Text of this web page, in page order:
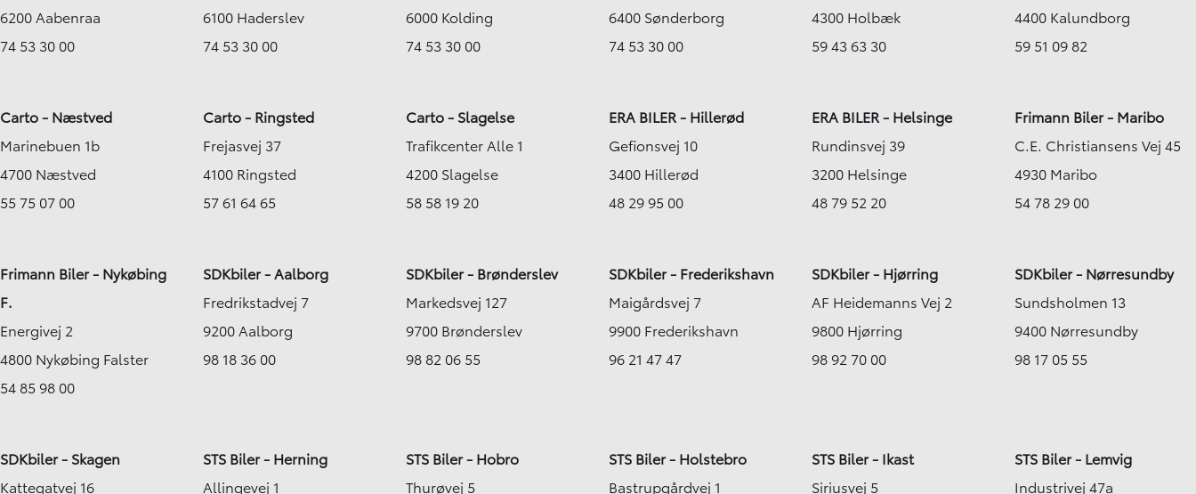
KONTANT 335.188KR.
FINANSIERING
3.411KR.
KONTANT 82.900KR. 109.900
6200 Aabenraa
74 53 30 00
6100 Haderslev
74 53 30 00
6000 Kolding
74 53 30 00
6400 Sønderborg
74 53 30 00
4300 Holbæk
59 43 63 30
4400 Kalundborg
59 51 09 82
Carto - Næstved
Marinebuen 1b
4700 Næstved
55 75 07 00
Carto - Ringsted
Frejasvej 37
4100 Ringsted
57 61 64 65
Carto - Slagelse
Trafikcenter Alle 1
4200 Slagelse
58 58 19 20
ERA BILER - Hillerød
Gefionsvej 10
3400 Hillerød
48 29 95 00
ERA BILER - Helsinge
Rundinsvej 39
3200 Helsinge
48 79 52 20
Frimann Biler - Maribo
C.E. Christiansens Vej 45
4930 Maribo
54 78 29 00
Frimann Biler - Nykøbing
F.
Energivej 2
4800 Nykøbing Falster
54 85 98 00
SDKbiler - Aalborg
Fredrikstadvej 7
9200 Aalborg
98 18 36 00
SDKbiler - Brønderslev
Markedsvej 127
9700 Brønderslev
98 82 06 55
SDKbiler - Frederikshavn
Maigårdsvej 7
9900 Frederikshavn
96 21 47 47
SDKbiler - Hjørring
AF Heidemanns Vej 2
9800 Hjørring
98 92 70 00
SDKbiler - Nørresundby
Sundsholmen 13
9400 Nørresundby
98 17 05 55
SDKbiler - Skagen
Kattegatvej 16
STS Biler - Herning
Allingevej 1
STS Biler - Hobro
Thurøvej 5
STS Biler - Holstebro
Bastrupgårdvej 1
STS Biler - Ikast
Siriusvej 5
STS Biler - Lemvig
Industrivej 47a